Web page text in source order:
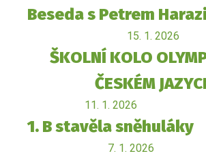
Beseda s Petrem
15. 1. 2026
ŠKOLNÍ KOLO
ČESKÉM
11. 1. 2026
1. B stavěla sněhuláky
7. 1. 2026